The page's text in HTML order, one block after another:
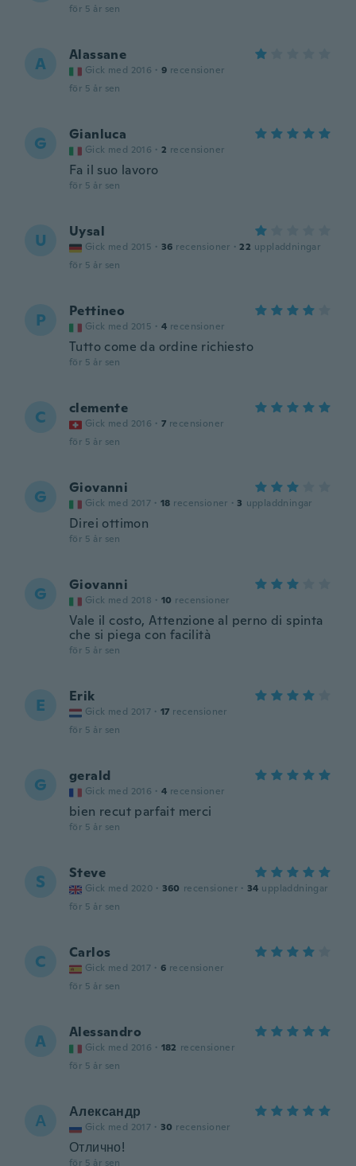
för 5 år sen
A Alassane
Gick med 2016 · 9 recensioner
för 5 år sen
G Gianluca
Gick med 2016 · 2 recensioner
Fa il suo lavoro
för 5 år sen
U Uysal
Gick med 2015 · 36 recensioner · 22 uppladdningar
för 5 år sen
P Pettineo
Gick med 2015 · 4 recensioner
Tutto come da ordine richiesto
för 5 år sen
C clemente
Gick med 2016 · 7 recensioner
för 5 år sen
G Giovanni
Gick med 2017 · 18 recensioner · 3 uppladdningar
Direi ottimon
för 5 år sen
G Giovanni
Gick med 2018 · 10 recensioner
Vale il costo, Attenzione al perno di spinta
che si piega con facilità
för 5 år sen
E Erik
Gick med 2017 · 17 recensioner
för 5 år sen
G gerald
Gick med 2016 · 4 recensioner
bien recut parfait merci
för 5 år sen
S Steve
Gick med 2020 · 360 recensioner · 34 uppladdningar
för 5 år sen
C Carlos
Gick med 2017 · 6 recensioner
för 5 år sen
A Alessandro
Gick med 2016 · 182 recensioner
för 5 år sen
А Александр
Gick med 2017 · 30 recensioner
Отлично!
för 5 år sen